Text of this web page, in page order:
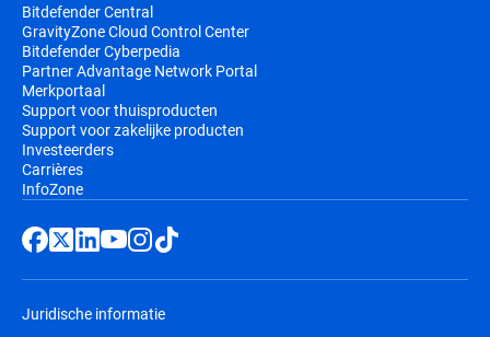
Bitdefender Central
GravityZone Cloud Control Center
Bitdefender Cyberpedia
Partner Advantage Network Portal
Merkportaal
Support voor thuisproducten
Support voor zakelijke producten
Investeerders
Carrières
InfoZone
Juridische informatie